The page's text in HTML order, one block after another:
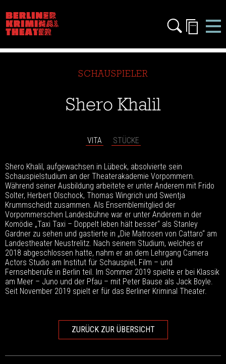
SCHAUSPIELER
Shero Khalil
VITA STÜCKE
Shero Khalil, aufgewachsen in Lübeck, absolvierte sein
Schauspielstudium an der Theaterakademie Vorpommern.
Während seiner Ausbildung arbeitete er unter Anderem mit Frido
Solter, Herbert Olschock, Thomas Wingrich und Swentja
Krummscheidt zusammen. Als Ensemblemitglied der
Vorpommerschen Landesbühne war er unter Anderem in der
Komödie „Taxi Taxi – Doppelt leben hält besser“ als Stanley
Gardner zu sehen und gastierte in „Die Matrosen von Cattaro“ am
Landestheater Neustrelitz. Nach seinem Studium, welches er
2018 abgeschlossen hatte, nahm er an dem Lehrgang Camera
Actors Studio am Institut für Schauspiel, Film – und
Fernsehberufe in Berlin teil. Im Sommer 2019 spielte er bei Klassik
am Meer – Juno und der Pfau – mit Peter Bause als Jack Boyle.
Seit November 2019 spielt er für das Berliner Kriminal Theater.
ZURÜCK ZUR ÜBERSICHT